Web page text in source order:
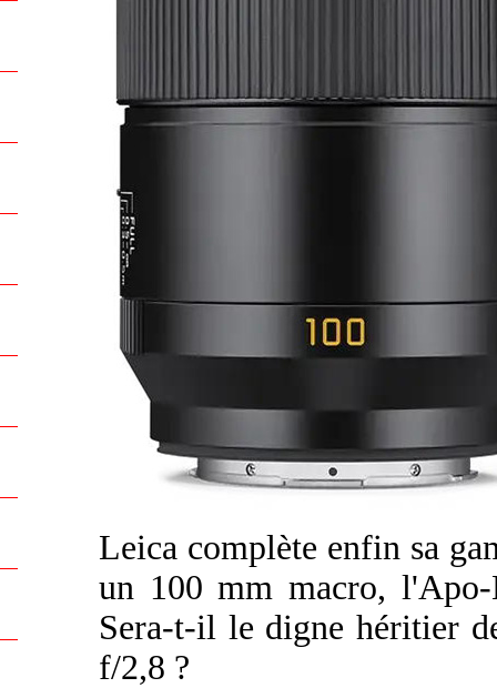
Leica complète enfin sa
un 100 mm macro,
Sera-t-il le digne héritier
f/2,8 ?